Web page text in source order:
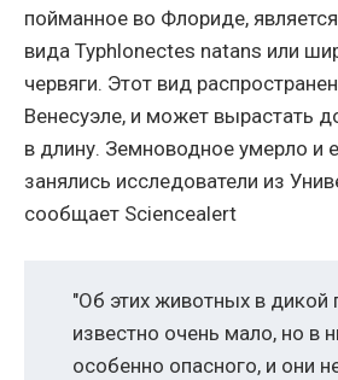
пойманное во Флориде,
вида Typhlonectes natans или
червяги. Этот вид
Венесуэле, и может вырастать
в длину. Земноводное умерло и
занялись исследователи из
сообщает Sciencealert
"Об этих животных в дикой
известно очень мало, но в
особенно опасного, и они